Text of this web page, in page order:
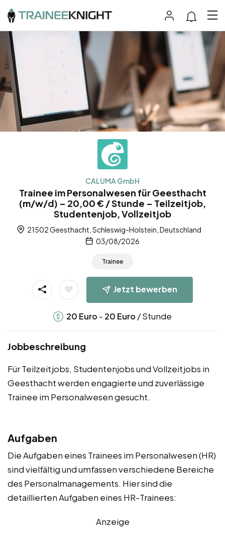
CALUMA GmbH
Trainee im Personalwesen für Geesthacht
(m/w/d) – 20,00 € / Stunde – Teilzeitjob,
Studentenjob, Vollzeitjob
21502 Geesthacht, Schleswig-Holstein, Deutschland
03/08/2026
Trainee
Jetzt bewerben
20 Euro - 20 Euro / Stunde
Jobbeschreibung
Für Teilzeitjobs, Studentenjobs und Vollzeitjobs in
Geesthacht werden engagierte und zuverlässige
Trainee im Personalwesen gesucht.
Aufgaben
Die Aufgaben eines Trainees im Personalwesen (HR)
sind vielfältig und umfassen verschiedene Bereiche
des Personalmanagements. Hier sind die
detaillierten Aufgaben eines HR-Trainees:
Anzeige